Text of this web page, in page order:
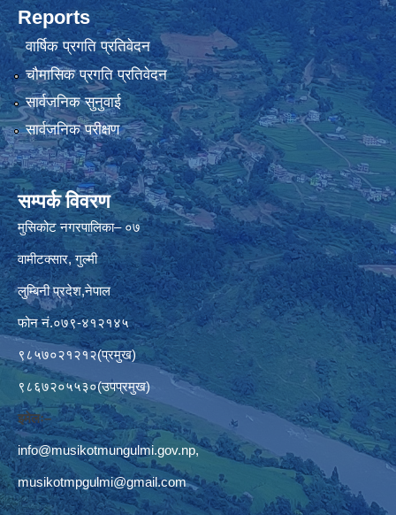
Reports
वार्षिक प्रगति प्रतिवेदन
चौमासिक प्रगति प्रतिवेदन
सार्वजनिक सुनुवाई
सार्वजनिक परीक्षण
सम्पर्क विवरण
मुसिकोट नगरपालिका– ०७
वामीटक्सार, गुल्मी
लुम्बिनी प्रदेश,नेपाल
फोन नं.०७९-४१२१४५
९८५७०२१२१२(प्रमुख)
९८६७२०५५३०(उपप्रमुख)
इमेलः–
info@musikotmungulmi.gov.np,
musikotmpgulmi@gmail.com